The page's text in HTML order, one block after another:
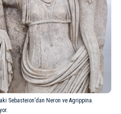
Sebasteion’dan Neron ve Agrippina.